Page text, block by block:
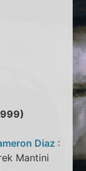
Diaz :
Mantini